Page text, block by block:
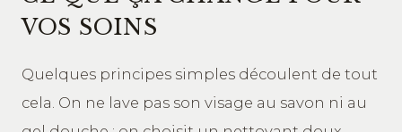
VOS SOINS
Quelques principes simples découlent de tout
cela. On ne lave pas son visage au savon ni au